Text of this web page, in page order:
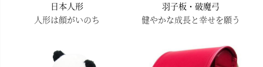
日本人形
人形は顔がいのち
羽子板・破魔弓
健やかな成長と幸せを願う